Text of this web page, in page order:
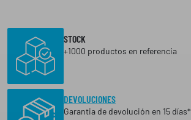
STOCK
+1000 productos en referencia
DEVOLUCIONES
Garantia de devolución en 15 días*